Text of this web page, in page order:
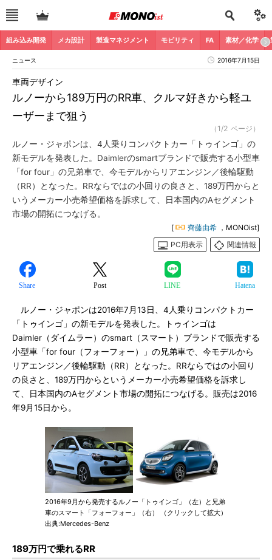
組み込み開発 メカ設計 製造マネジメント モビリティ FA 素材／化学
ニュース 2016年7月15日
ルノーから189万円のRR車、クルマ好きから軽ユ
ーザーまで狙う
車両デザイン
（1/2 ページ）
ルノー・ジャポンは、4人乗りコンパクトカー「トゥインゴ」の
新モデルを発表した。Daimlerのsmartブランドで販売する小型車
「for four」の兄弟車で、今モデルからリアエンジン／後輪駆動
（RR）となった。RRならではの小回りの良さと、189万円からと
いうメーカー小売希望価格を訴求して、日本国内のAセグメント
市場の開拓につなげる。
[ 齊藤由希 ，MONOist]
PC用表示
関連情報
Share Post LINE Hatena
ルノー・ジャポンは2016年7月13日、4人乗りコンパクトカー
「トゥインゴ」の新モデルを発表した。トゥインゴは
Daimler（ダイムラー）のsmart（スマート）ブランドで販売する
小型車「for four（フォーフォー）」の兄弟車で、今モデルから
リアエンジン／後輪駆動（RR）となった。RRならではの小回り
の良さと、189万円からというメーカー小売希望価格を訴求し
て、日本国内のAセグメント市場の開拓につなげる。販売は2016
年9月15日から。
2016年9月から発売するルノー「トゥインゴ」（左）と兄弟
車のスマート「フォーフォー」（右） （クリックして拡大）
出典:Mercedes-Benz
189万円で乗れるRR